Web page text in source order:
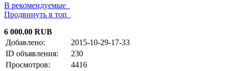
В рекомендуемые
Продвинуть в топ
6 000.00 RUB
Добавлено:
2015-10-29-17-33
ID объявления:
230
Просмотров:
4416